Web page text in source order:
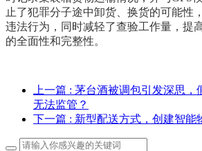
止了犯罪分子途中卸货、换货的可能性
违法行为，同时减轻了查验工作量，提
的全面性和完整性。
上一篇 : 茅台酒被调包引发深思，
无法监管？
下一篇 : 新型配送方式，创建智能